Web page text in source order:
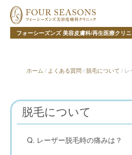
フォーシーズンズ 美容皮膚科/再生医療クリ
ホーム / よくある質問/ 脱毛について / レ
脱毛について
Q. レーザー脱毛時の痛みは？